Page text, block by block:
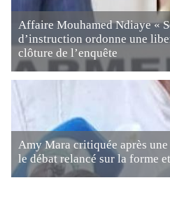
Affaire Mouhamed Ndiaye «
d’instruction ordonne une
clôture de l’enquête
Amy Mara critiquée après
le débat relancé sur la forme